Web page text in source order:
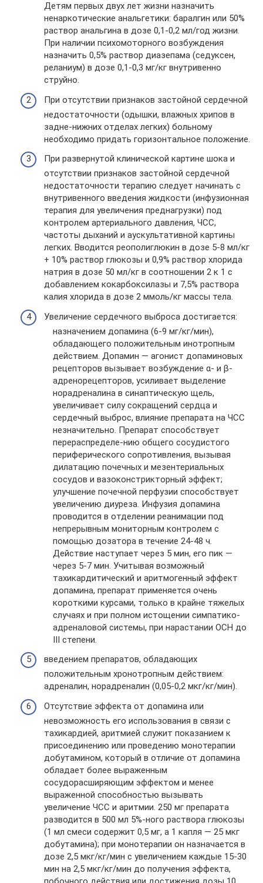
Детям первых двух лет жизни назначить
ненаркотические анальгетики: баралгин или 50%
раствор анальгина в дозе 0,1-0,2 мл/год жизни.
При наличии психомоторного возбуждения
назначить 0,5% раствор диазепама (седуксен,
реланиум) в дозе 0,1-0,3 мг/кг внутривенно
струйно.
При отсутствии признаков застойной сердечной
недостаточности (одышки, влажных хрипов в
задне-нижних отделах легких) больному
необходимо придать горизонтальное положение.
При развернутой клинической картине шока и
отсутствии признаков застойной сердечной
недостаточности терапию следует начинать с
внутривенного введения жидкости (инфузионная
терапия для увеличения преднагрузки) под
контролем артериального давления, ЧСС,
частоты дыханий и аускультативной картины
легких. Вводится реополиглюкин в дозе 5-8 мл/кг
+ 10% раствор глюкозы и 0,9% раствор хлорида
натрия в дозе 50 мл/кг в соотношении 2 к 1 с
добавлением кокарбоксилазы и 7,5% раствора
калия хлорида в дозе 2 ммоль/кг массы тела.
Увеличение сердечного выброса достигается:
назначением допамина (6-9 мг/кг/мин),
обладающего положительным инотропным
действием. Допамин — агонист допаминовых
рецепторов вызывает возбуждение α- и β-
адренорецепторов, усиливает выделение
норадреналина в синаптическую щель,
увеличивает силу сокращений сердца и
сердечный выброс, влияние препарата на ЧСС
незначительно. Препарат способствует
перераспределе-нию общего сосудистого
периферического сопротивления, вызывая
дилатацию почечных и мезентериальных
сосудов и вазоконстрикторный эффект;
улучшение почечной перфузии способствует
увеличению диуреза. Инфузия допамина
проводится в отделении реанимации под
непрерывным мониторным контролем с
помощью дозатора в течение 24-48 ч.
Действие наступает через 5 мин, его пик —
через 5-7 мин. Учитывая возможный
тахикардитический и аритмогенный эффект
допамина, препарат применяется очень
короткими курсами, только в крайне тяжелых
случаях и при полном истощении симпатико-
адреналовой системы, при нарастании ОСН до
III степени.
введением препаратов, обладающих
положительным хронотропным действием:
адреналин, норадреналин (0,05-0,2 мкг/кг/мин).
Отсутствие эффекта от допамина или
невозможность его использования в связи с
тахикардией, аритмией служит показанием к
присоединению или проведению монотерапии
добутамином, который в отличие от допамина
обладает более выраженным
сосудорасширяющим эффектом и менее
выраженной способностью вызывать
увеличение ЧСС и аритмии. 250 мг препарата
разводится в 500 мл 5%-ного раствора глюкозы
(1 мл смеси содержит 0,5 мг, а 1 капля — 25 мкг
добутамина); при монотерапии он назначается в
дозе 2,5 мкг/кг/мин с увеличением каждые 15-30
мин на 2,5 мкг/кг/мин до получения эффекта,